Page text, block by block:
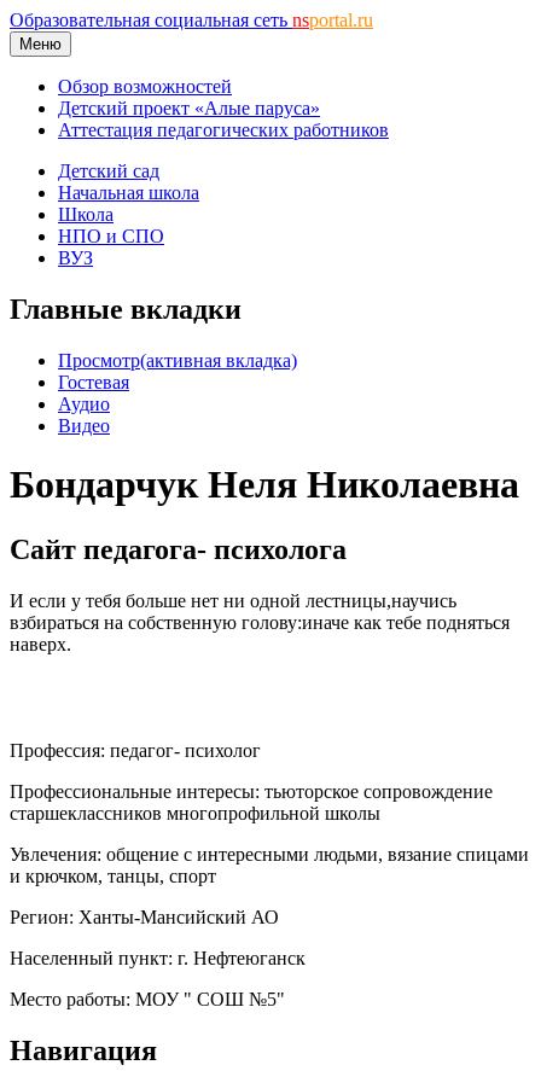
Образовательная социальная сеть nsportal.ru
Меню
Обзор возможностей
Детский проект «Алые паруса»
Аттестация педагогических работников
Детский сад
Начальная школа
Школа
НПО и СПО
ВУЗ
Главные вкладки
Просмотр(активная вкладка)
Гостевая
Аудио
Видео
Бондарчук Неля Николаевна
Сайт педагога- психолога
И если у тебя больше нет ни одной лестницы,научись
взбираться на собственную голову:иначе как тебе подняться
наверх.
Профессия: педагог- психолог
Профессиональные интересы: тьюторское сопровождение
старшеклассников многопрофильной школы
Увлечения: общение с интересными людьми, вязание спицами
и крючком, танцы, спорт
Регион: Ханты-Мансийский АО
Населенный пункт: г. Нефтеюганск
Место работы: МОУ " СОШ №5"
Навигация